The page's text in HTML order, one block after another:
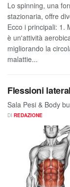
Lo spinning, una
stazionaria, offre
Ecco i principali: 1.
è un'attività
migliorando la
malattie...
Flessioni
Sala Pesi & Body
DI REDAZIONE